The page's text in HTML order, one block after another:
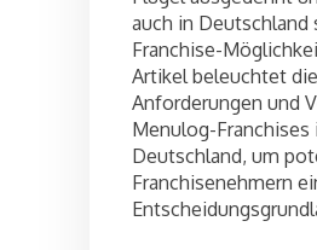
auch in Deutschland
Franchise-
Artikel beleuchtet
Anforderungen und
Menulog-Franchises
Deutschland, um
Franchisenehmern